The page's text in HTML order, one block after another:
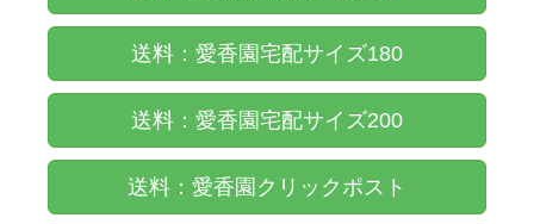
送料：愛香園宅配サイズ180
送料：愛香園宅配サイズ200
送料：愛香園クリックポスト